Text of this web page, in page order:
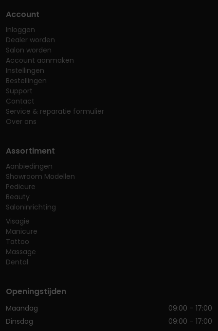
Account
Inloggen
Dealer worden
Salon worden
Account aanmaken
Instellingen
Bestellingen
Support
Contact
Service & reparatie formulier
Over ons
Assortiment
Aanbiedingen
Showroom Modellen
Pedicure
Beauty
Saloninrichting
Visagie
Manicure
Tattoo
Massage
Dental
Openingstijden
Maandag
09:00 – 17:00
Dinsdag
09:00 – 17:00